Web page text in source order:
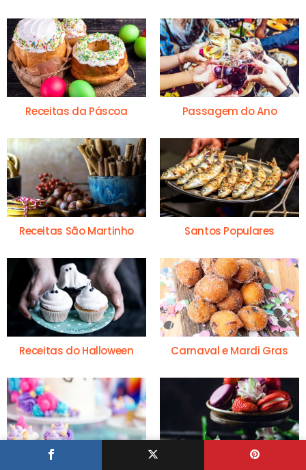
Receitas da Páscoa Passagem do Ano
Receitas São Martinho Santos Populares
Receitas do Halloween Carnaval e Mardi Gras